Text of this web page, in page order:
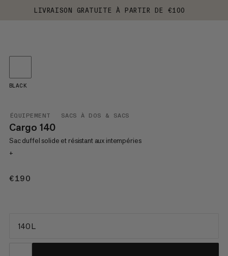
LIVRAISON GRATUITE À PARTIR DE €100
ÉQUIPEMENT SACS À DOS & SACS
Cargo 140
Sac duffel solide et résistant aux intempéries
+
€190
BLACK
140 L